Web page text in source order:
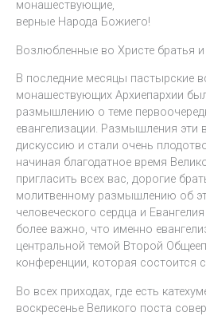
монашествующие,
верные Народа Божиего!
Возлюбленные во Христе братья
В последние месяцы пастырские
монашествующих Архиепархии
размышлению о теме
евангелизации. Размышления
дискуссию и стали очень
начиная благодатное время
пригласить всех вас, дорогие
молитвенному размышлению об
человеческого сердца и
более важно, что именно
центральной темой Второй
конференции, которая состоится
Во всех приходах, где есть
воскресенье Великого поста